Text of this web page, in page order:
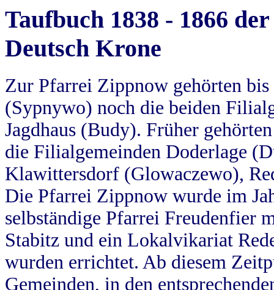
Taufbuch 1838 - 1866
Deutsch Krone
Zur Pfarrei Zippnow gehörten
(Sypnywo) noch die beiden
Jagdhaus (Budy). Früher
die Filialgemeinden Doderlage
Klawittersdorf (Glowaczewo),
Die Pfarrei Zippnow wurde im
selbständige Pfarrei Freudenfier
Stabitz und ein Lokalvikariat
wurden errichtet. Ab diesem
Gemeinden, in den